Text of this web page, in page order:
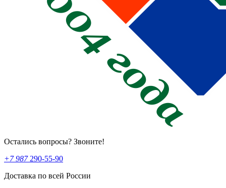
Остались вопросы? Звоните!
+7 987290-55-90
Доставка по всей России